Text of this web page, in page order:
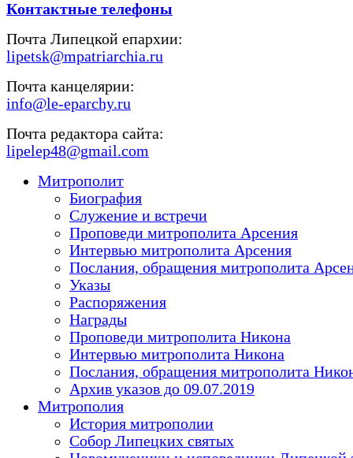
Контактные телефоны
Почта Липецкой епархии:
lipetsk@mpatriarchia.ru
Почта канцелярии:
info@le-eparchy.ru
Почта редактора сайта:
lipelep48@gmail.com
Митрополит
Биография
Служение и встречи
Проповеди митрополита Арсения
Интервью митрополита Арсения
Послания, обращения митрополита
Указы
Распоряжения
Награды
Проповеди митрополита Никона
Интервью митрополита Никона
Послания, обращения митрополита
Архив указов до 09.07.2019
Митрополия
История митрополии
Собор Липецких святых